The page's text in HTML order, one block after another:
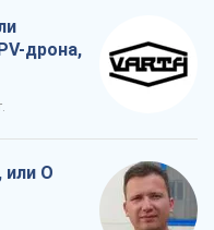
дрона,
или О